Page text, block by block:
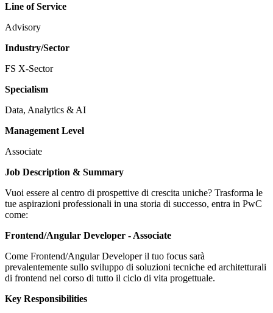
Line of Service
Advisory
Industry/Sector
FS X-Sector
Specialism
Data, Analytics & AI
Management Level
Associate
Job Description & Summary
Vuoi essere al centro di prospettive di crescita uniche? Trasforma le
tue aspirazioni professionali in una storia di successo, entra in PwC
come:
Frontend/Angular Developer - Associate
Come Frontend/Angular Developer il tuo focus sarà
prevalentemente sullo sviluppo di soluzioni tecniche ed architetturali
di frontend nel corso di tutto il ciclo di vita progettuale.
Key Responsibilities